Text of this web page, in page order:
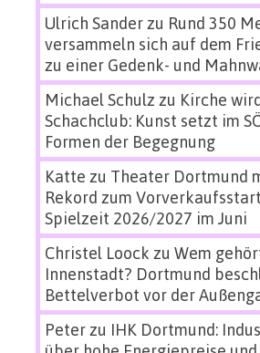
Ulrich Sanderzu Rund 350
versammeln sich auf dem
zu einer Gedenk- und
Michael Schulz zu Kirche
Schachclub: Kunst setzt im
Formen der Begegnung
Katte zu Theater Dortmund
Rekord zum
Spielzeit 2026/2027 im Juni
Christel Loock zu Wem
Innenstadt? Dortmund
Bettelverbot vor der
Peterzu IHK Dortmund: